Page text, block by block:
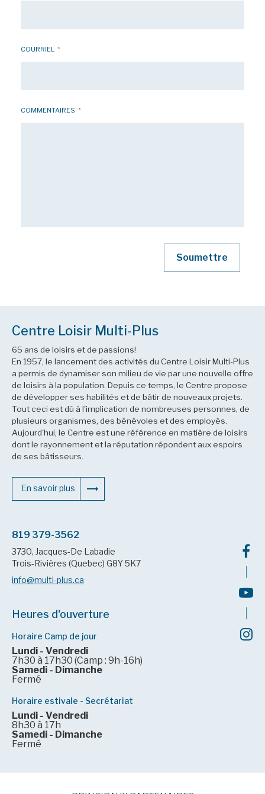
COURRIEL *
COMMENTAIRES *
Soumettre
Centre Loisir Multi-Plus
65 ans de loisirs et de passions!
En 1957, le lancement des activités du Centre Loisir Multi-Plus
a permis de dynamiser son milieu de vie par une nouvelle offre
de loisirs à la population. Depuis ce temps, le Centre propose
de développer ses habilités et de bâtir de nouveaux projets.
Tout ceci est dû à l'implication de nombreuses personnes, de
plusieurs organismes, des bénévoles et des employés.
Aujourd'hui, le Centre est une référence en matière de loisirs
dont le rayonnement et la réputation répondent aux espoirs
de ses bâtisseurs.
En savoir plus
819 379-3562
3730, Jacques-De Labadie
Trois-Rivières (Quebec) G8Y 5K7
info@multi-plus.ca
Heures d'ouverture
Horaire Camp de jour
Lundi - Vendredi
7h30 à 17h30 (Camp : 9h-16h)
Samedi - Dimanche
Fermé
Horaire estivale - Secrétariat
Lundi - Vendredi
8h30 à 17h
Samedi - Dimanche
Fermé